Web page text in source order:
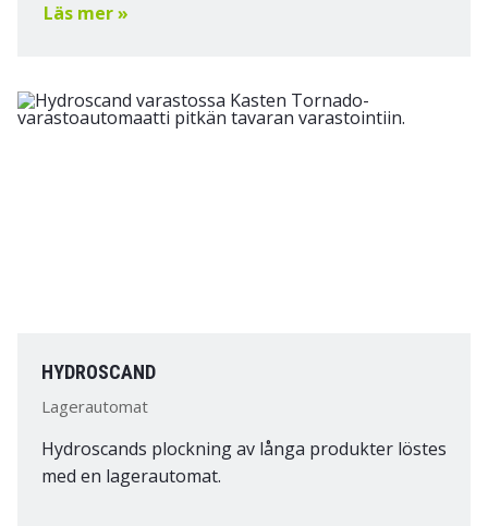
Läs mer »
HYDROSCAND
Lagerautomat
Hydroscands plockning av långa produkter löstes
med en lagerautomat.